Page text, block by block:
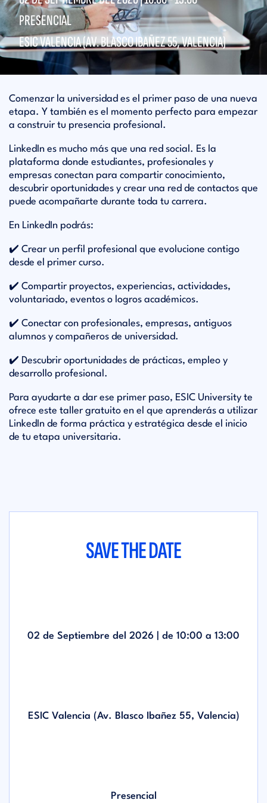
PRESENCIAL
ESIC VALENCIA (AV. BLASCO IBAÑEZ 55, VALENCIA)
Comenzar la universidad es el primer paso de una nueva
etapa. Y también es el momento perfecto para empezar
a construir tu presencia profesional.
LinkedIn es mucho más que una red social. Es la
plataforma donde estudiantes, profesionales y
empresas conectan para compartir conocimiento,
descubrir oportunidades y crear una red de contactos que
puede acompañarte durante toda tu carrera.
En LinkedIn podrás:
✔️ Crear un perfil profesional que evolucione contigo
desde el primer curso.
✔️ Compartir proyectos, experiencias, actividades,
voluntariado, eventos o logros académicos.
✔️ Conectar con profesionales, empresas, antiguos
alumnos y compañeros de universidad.
✔️ Descubrir oportunidades de prácticas, empleo y
desarrollo profesional.
Para ayudarte a dar ese primer paso, ESIC University te
ofrece este taller gratuito en el que aprenderás a utilizar
LinkedIn de forma práctica y estratégica desde el inicio
de tu etapa universitaria.
SAVE THE DATE
02 de Septiembre del 2026 | de 10:00 a 13:00
ESIC Valencia (Av. Blasco Ibañez 55, Valencia)
Presencial